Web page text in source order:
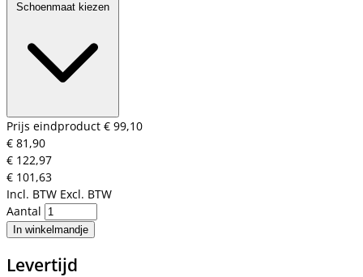
Schoenmaat kiezen
Prijs eindproduct € 99,10
€ 81,90
€ 122,97
€ 101,63
Incl. BTW Excl. BTW
Aantal
In winkelmandje
Levertijd